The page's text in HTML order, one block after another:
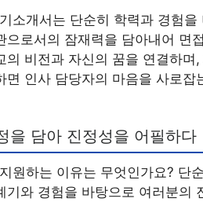
소개서는 단순히 학력과 경험
으로서의 잠재력을 담아내어 면
의 비전과 자신의 꿈을 연결하
면 인사 담당자의 마음을 사로
을 담아 진정성을 어필하다
원하는 이유는 무엇인가요? 단
기와 경험을 바탕으로 여러분의